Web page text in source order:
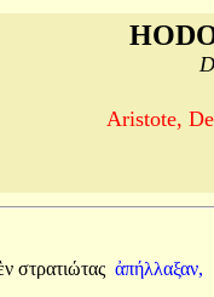
Aristote,
στρατιώτας ἀπήλλαξαν,